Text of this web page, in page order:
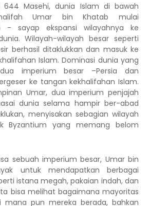
644 Masehi, dunia Islam di bawah
Umar bin Khatab mulai
- sayap ekspansi wilayahnya ke
Wilayah-wilayah besar seperti
berhasil ditaklukkan dan masuk ke
Islam. Dominasi dunia yang
imperium besar –Persia dan
ke tangan kekhalifahan Islam.
Umar, dua imperium penjajah
dunia selama hampir ber-abad
menyisakan sebagian wilayah
Byzantium yang memang belom
sebuah imperium besar, Umar bin
untuk mendapatkan berbagai
istana megah, pakaian indah, dan
bisa melihat bagaimana mayoritas
mana pun mereka berada, bahkan